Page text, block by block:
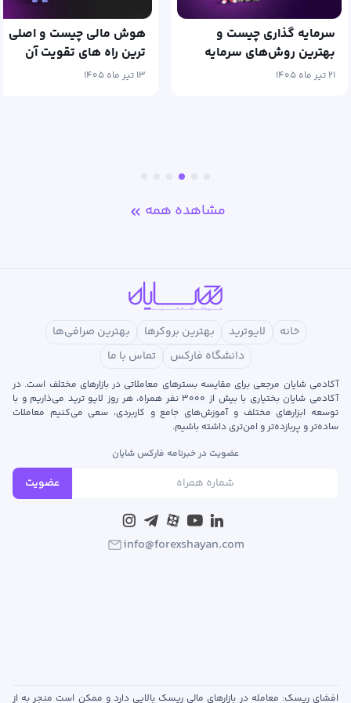
هوش مالی چیست و اصلی
ترین راه های تقویت آن
کدامند؟
۱۳ تیر ماه ۱۴۰۵
چگونه پولدار شویم؟
نکته‌هایی ناب برای پولدار
شدن
۱۱ آذر ماه ۱۴۰۴
مشاهده همه
خانه لایوترید بهترین بروکرها
بهترین صرافی‌ها
دانشگاه فارکس
تماس با ما
آکادمی شایان مرجعی برای مقایسه بسترهای معاملاتی در بازارهای مختلف است. در
آکادمی شایان بختیاری با بیش از ۳۰۰۰ نفر همراه، هر روز لایو ترید می‌ذاریم و با
توسعه‌ ابزارهای مختلف و آموزش‌های جامع و کاربردی، سعی می‌کنیم معاملات
ساده‌تر و پربازده‌تر و امن‌تری داشته باشیم.
عضویت در خبرنامه فارکس شایان
عضویت
info@forexshayan.com
افشای ریسک: معامله در بازارهای مالی ریسک بالایی دارد و ممکن است منجر به از